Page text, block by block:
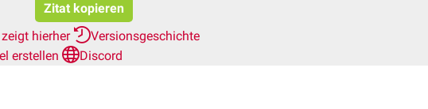
Zitat kopieren
hierher
Versionsgeschichte
erstellen
Discord